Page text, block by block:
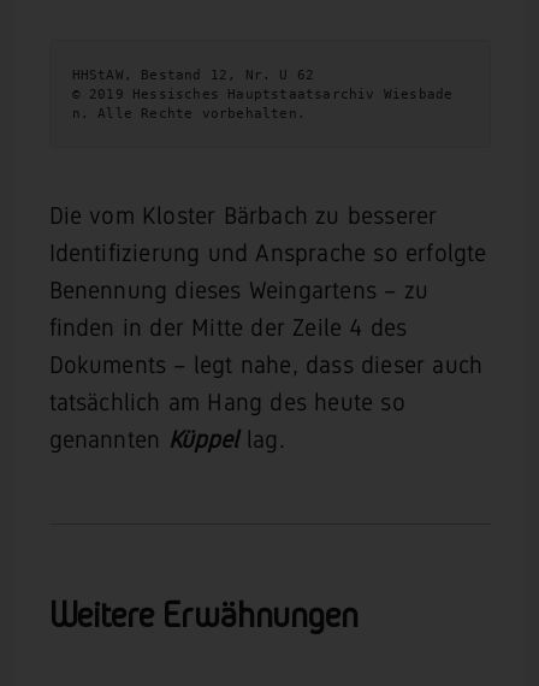
HHStAW, Bestand 12, Nr. U 62
© 2019 Hessisches Hauptstaatsarchiv Wiesbade
n. Alle Rechte vorbehalten.
Die vom Kloster Bärbach zu besserer
Identifizierung und Ansprache so erfolgte
Benennung dieses Weingartens – zu
finden in der Mitte der Zeile 4 des
Dokuments – legt nahe, dass dieser auch
tatsächlich am Hang des heute so
genannten Küppellag.
Weitere Erwähnungen